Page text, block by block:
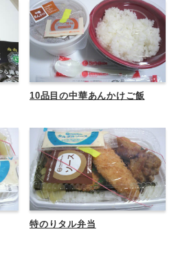
10品目の中華あんかけご飯
特のりタル弁当